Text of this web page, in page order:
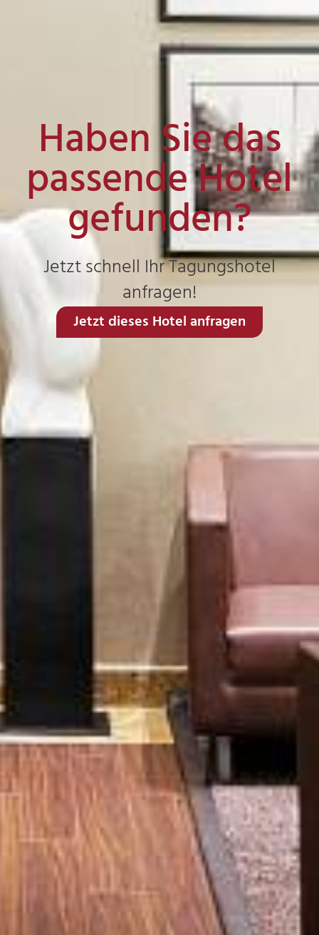
Haben Sie das
passende Hotel
gefunden?
Jetzt schnell Ihr Tagungshotel
anfragen!
Jetzt dieses Hotel anfragen